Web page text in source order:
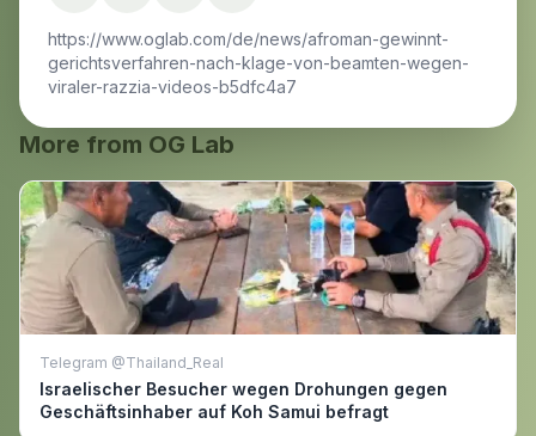
https://www.oglab.com/de/news/afroman-gewinnt-
gerichtsverfahren-nach-klage-von-beamten-wegen-
viraler-razzia-videos-b5dfc4a7
More from OG Lab
Telegram @Thailand_Real
Israelischer Besucher wegen Drohungen gegen
Geschäftsinhaber auf Koh Samui befragt